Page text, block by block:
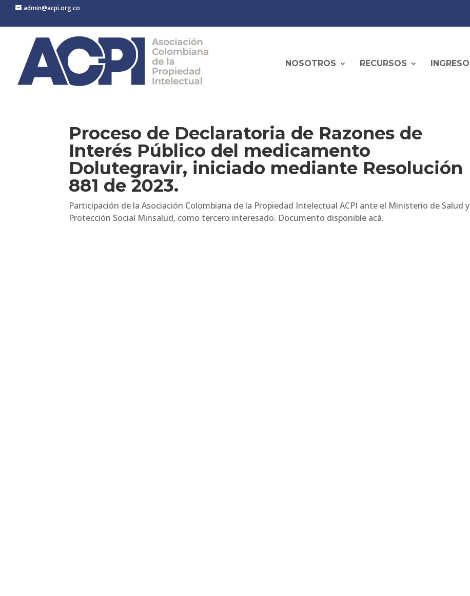
admin@acpi.org.co
NOSOTROS RECURSOS INGRESO
Proceso de Declaratoria de Razones de
Interés Público del medicamento
Dolutegravir, iniciado mediante Resolución
881 de 2023.
Participación de la Asociación Colombiana de la Propiedad Intelectual ACPI ante el Ministerio de Salud y
Protección Social Minsalud, como tercero interesado. Documento disponible acá.